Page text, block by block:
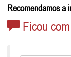
Recomendamos a
Ficou